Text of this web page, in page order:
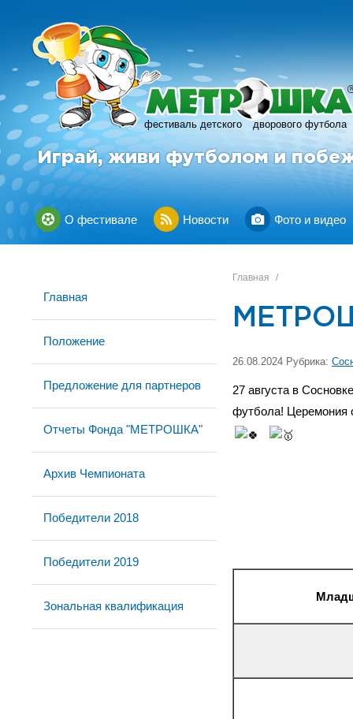
фестиваль детского дворового футбола
R
Играй, живи футболом и
О фестивале Новости Фото и видео
Главная
Положение
Предложение для партнеров
Отчеты Фонда "МЕТРОШКА"
Архив Чемпионата
Победители 2018
Победители 2019
Зональная квалификация
Главная /
26.08.2024 Рубрика:
27 августа в
футбола! Церемония